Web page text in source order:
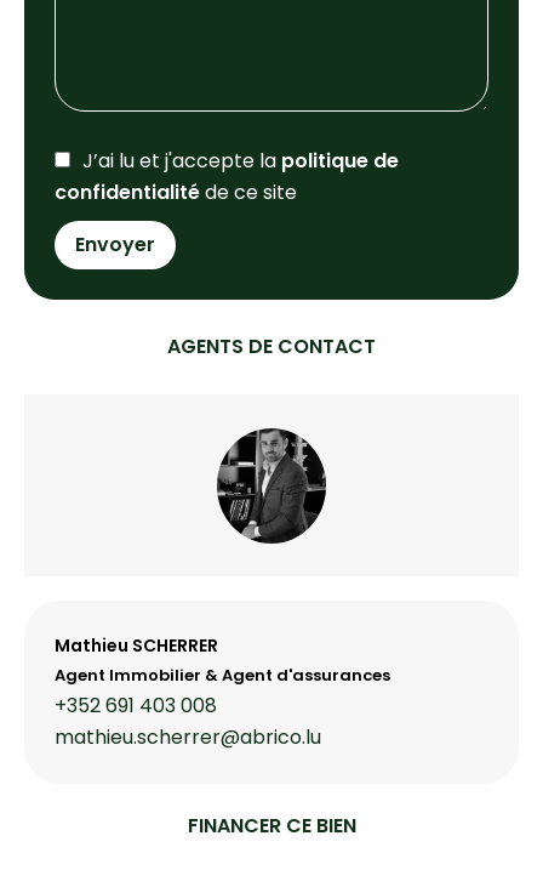
J’ai lu et j'accepte la politique de
confidentialitéde ce site
Envoyer
AGENTS DE CONTACT
Mathieu SCHERRER
Agent Immobilier & Agent d'assurances
+352 691 403 008
mathieu.scherrer@abrico.lu
FINANCER CE BIEN